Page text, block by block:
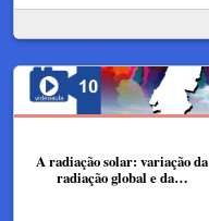
A radiação solar: variação da
radiação global e da…